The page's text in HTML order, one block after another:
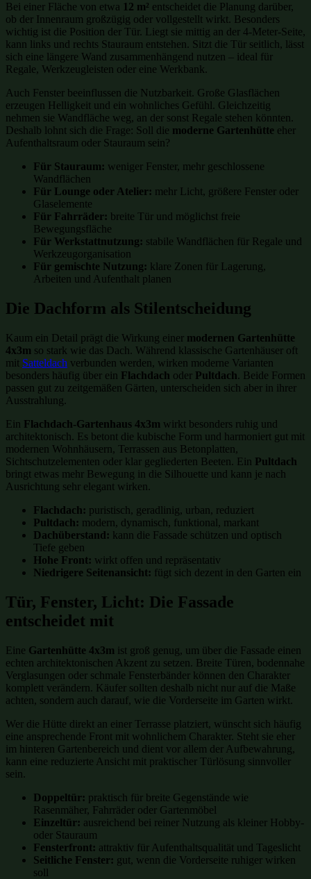
Bei einer Fläche von etwa 12 m² entscheidet die Planung darüber,
ob der Innenraum großzügig oder vollgestellt wirkt. Besonders
wichtig ist die Position der Tür. Liegt sie mittig an der 4-Meter-Seite,
kann links und rechts Stauraum entstehen. Sitzt die Tür seitlich, lässt
sich eine längere Wand zusammenhängend nutzen – ideal für
Regale, Werkzeugleisten oder eine Werkbank.
Auch Fenster beeinflussen die Nutzbarkeit. Große Glasflächen
erzeugen Helligkeit und ein wohnliches Gefühl. Gleichzeitig
nehmen sie Wandfläche weg, an der sonst Regale stehen könnten.
Deshalb lohnt sich die Frage: Soll die moderne Gartenhütte eher
Aufenthaltsraum oder Stauraum sein?
Für Stauraum: weniger Fenster, mehr geschlossene
Wandflächen
Für Lounge oder Atelier: mehr Licht, größere Fenster oder
Glaselemente
Für Fahrräder: breite Tür und möglichst freie
Bewegungsfläche
Für Werkstattnutzung: stabile Wandflächen für Regale und
Werkzeugorganisation
Für gemischte Nutzung: klare Zonen für Lagerung,
Arbeiten und Aufenthalt planen
Die Dachform als Stilentscheidung
Kaum ein Detail prägt die Wirkung einer modernen Gartenhütte
4x3m so stark wie das Dach. Während klassische Gartenhäuser oft
mit Satteldach verbunden werden, wirken moderne Varianten
besonders häufig über ein Flachdach oder Pultdach. Beide Formen
passen gut zu zeitgemäßen Gärten, unterscheiden sich aber in ihrer
Ausstrahlung.
Ein Flachdach-Gartenhaus 4x3m wirkt besonders ruhig und
architektonisch. Es betont die kubische Form und harmoniert gut mit
modernen Wohnhäusern, Terrassen aus Betonplatten,
Sichtschutzelementen oder klar gegliederten Beeten. Ein Pultdach
bringt etwas mehr Bewegung in die Silhouette und kann je nach
Ausrichtung sehr elegant wirken.
Flachdach: puristisch, geradlinig, urban, reduziert
Pultdach: modern, dynamisch, funktional, markant
Dachüberstand: kann die Fassade schützen und optisch
Tiefe geben
Hohe Front: wirkt offen und repräsentativ
Niedrigere Seitenansicht: fügt sich dezent in den Garten ein
Tür, Fenster, Licht: Die Fassade
entscheidet mit
Eine Gartenhütte 4x3m ist groß genug, um über die Fassade einen
echten architektonischen Akzent zu setzen. Breite Türen, bodennahe
Verglasungen oder schmale Fensterbänder können den Charakter
komplett verändern. Käufer sollten deshalb nicht nur auf die Maße
achten, sondern auch darauf, wie die Vorderseite im Garten wirkt.
Wer die Hütte direkt an einer Terrasse platziert, wünscht sich häufig
eine ansprechende Front mit wohnlichem Charakter. Steht sie eher
im hinteren Gartenbereich und dient vor allem der Aufbewahrung,
kann eine reduzierte Ansicht mit praktischer Türlösung sinnvoller
sein.
Doppeltür: praktisch für breite Gegenstände wie
Rasenmäher, Fahrräder oder Gartenmöbel
Einzeltür: ausreichend bei reiner Nutzung als kleiner Hobby-
oder Stauraum
Fensterfront: attraktiv für Aufenthaltsqualität und Tageslicht
Seitliche Fenster: gut, wenn die Vorderseite ruhiger wirken
soll